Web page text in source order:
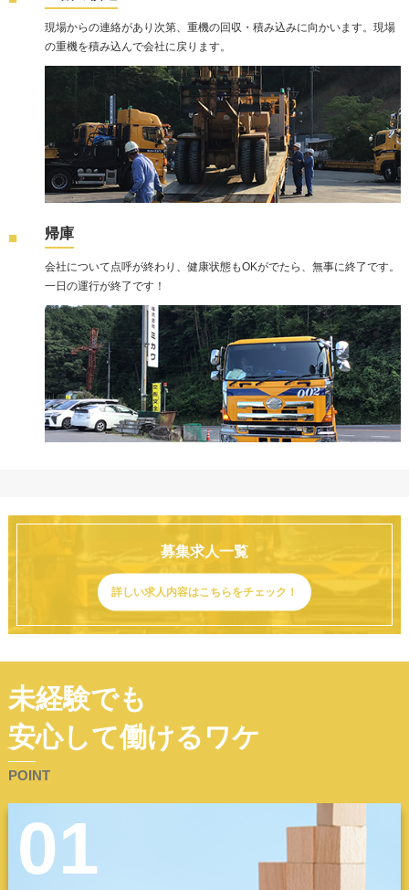
現場からの連絡があり次第、重機の回収・積み込みに向かいます。現場
の重機を積み込んで会社に戻ります。
帰庫
会社について点呼が終わり、健康状態もOKがでたら、無事に終了です。
一日の運行が終了です！
募集求人一覧
詳しい求人内容はこちらをチェック！
未経験でも
安心して働けるワケ
POINT
01